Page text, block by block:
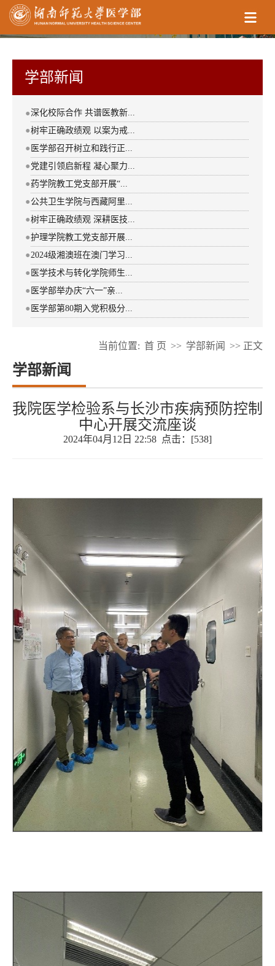
学部新闻
●深化校际合作 共谱医教新...
●树牢正确政绩观 以案为戒...
● 医学部召开树立和践行正...
● 党建引领启新程 凝心聚力...
● 药学院教工党支部开展“...
● 公共卫生学院与西藏阿里...
●树牢正确政绩观 深耕医技...
●护理学院教工党支部开展...
●2024级湘澳班在澳门学习...
● 医学技术与转化学院师生...
● 医学部举办庆“六一”亲...
● 医学部第80期入党积极分...
当前位置: 首 页 >> 学部新闻 >> 正文
学部新闻
我院医学检验系与长沙市疾病预防控制
中心开展交流座谈
2024年04月12日 22:58 点击：[538]